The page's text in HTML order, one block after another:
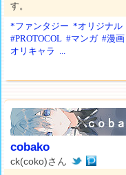
す。
*ファンタジー *オリジナル
#PROTOCOL #マンガ #漫画
オリキャラ ...
cobako
ck(coko)さん